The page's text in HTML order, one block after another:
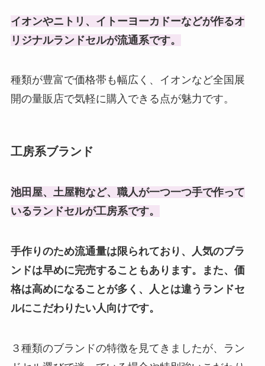
イオンやニトリ、イトーヨーカドーなどが作るオ
リジナルランドセルが流通系です。
種類が豊富で価格帯も幅広く、イオンなど全国展
開の量販店で気軽に購入できる点が魅力です。
工房系ブランド
池田屋、土屋鞄など、職人が一つ一つ手で作って
いるランドセルが工房系です。
手作りのため流通量は限られており、人気のブラ
ンドは早めに完売することもあります。また、価
格は高めになることが多く、人とは違うランドセ
ルにこだわりたい人向けです。
３種類のブランドの特徴を見てきましたが、ラン